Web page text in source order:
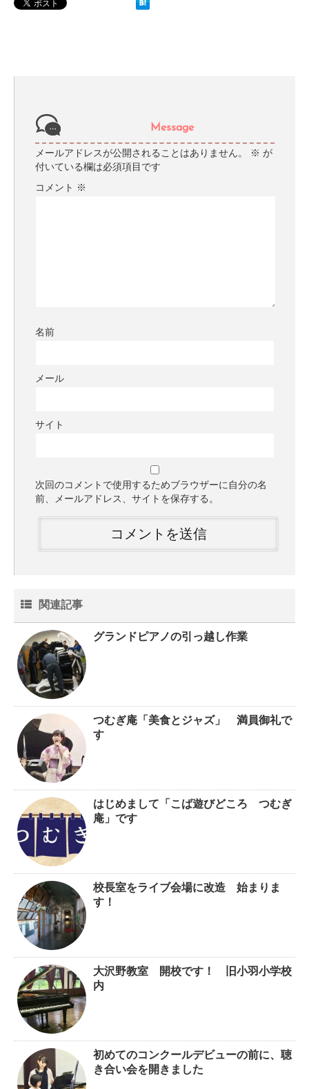
Message
メールアドレスが公開されることはありません。 ※ が
付いている欄は必須項目です
コメント ※
名前
メール
サイト
次回のコメントで使用するためブラウザーに自分の名
前、メールアドレス、サイトを保存する。
関連記事
グランドピアノの引っ越し作業
つむぎ庵「美食とジャズ」 満員御礼で
す
はじめまして「こば遊びどころ つむぎ
庵」です
校長室をライブ会場に改造 始まりま
す！
大沢野教室 開校です！ 旧小羽小学校
内
初めてのコンクールデビューの前に、聴
き合い会を開きました